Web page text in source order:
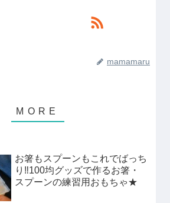
mamamaru
お箸もスプーンもこれでばっち
り‼100均グッズで作るお箸・
スプーンの練習用おもちゃ★